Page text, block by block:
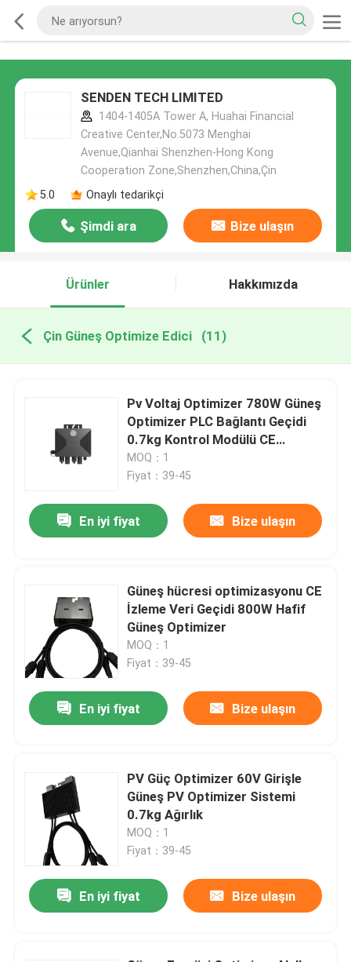
SENDEN TECH LIMITED
1404-1405A Tower A, Huahai Financial
Creative Center,No.5073 Menghai
Avenue,Qianhai Shenzhen-Hong Kong
Cooperation Zone,Shenzhen,China,Çin
5.0
Onaylı tedarikçi
Şimdi ara Bize ulaşın
Ürünler Hakkımızda
Çin Güneş Optimize Edici (11)
Pv Voltaj Optimizer 780W Güneş
Optimizer PLC Bağlantı Geçidi
0.7kg Kontrol Modülü CE
Sertifikalı
MOQ：1
Fiyat：39-45
En iyi fiyat Bize ulaşın
Güneş hücresi optimizasyonu CE
İzleme Veri Geçidi 800W Hafif
Güneş Optimizer
MOQ：1
Fiyat：39-45
En iyi fiyat Bize ulaşın
PV Güç Optimizer 60V Girişle
Güneş PV Optimizer Sistemi
0.7kg Ağırlık
MOQ：1
Fiyat：39-45
En iyi fiyat Bize ulaşın